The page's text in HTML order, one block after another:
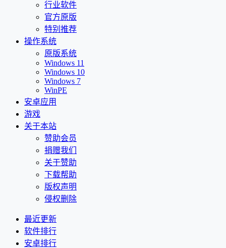
行业软件
官方原版
特别推荐
操作系统
原版系统
Windows 11
Windows 10
Windows 7
WinPE
安卓应用
游戏
关于本站
赞助会员
捐赠我们
关于赞助
下载帮助
版权声明
侵权删除
最近更新
软件排行
安卓排行